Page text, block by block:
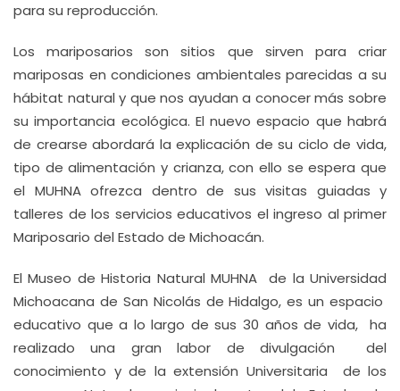
para su reproducción.
Los mariposarios son sitios que sirven para criar
mariposas en condiciones ambientales parecidas a su
hábitat natural y que nos ayudan a conocer más sobre
su importancia ecológica. El nuevo espacio que habrá
de crearse abordará la explicación de su ciclo de vida,
tipo de alimentación y crianza, con ello se espera que
el MUHNA ofrezca dentro de sus visitas guiadas y
talleres de los servicios educativos el ingreso al primer
Mariposario del Estado de Michoacán.
El Museo de Historia Natural MUHNA de la Universidad
Michoacana de San Nicolás de Hidalgo, es un espacio
educativo que a lo largo de sus 30 años de vida, ha
realizado una gran labor de divulgación del
conocimiento y de la extensión Universitaria de los